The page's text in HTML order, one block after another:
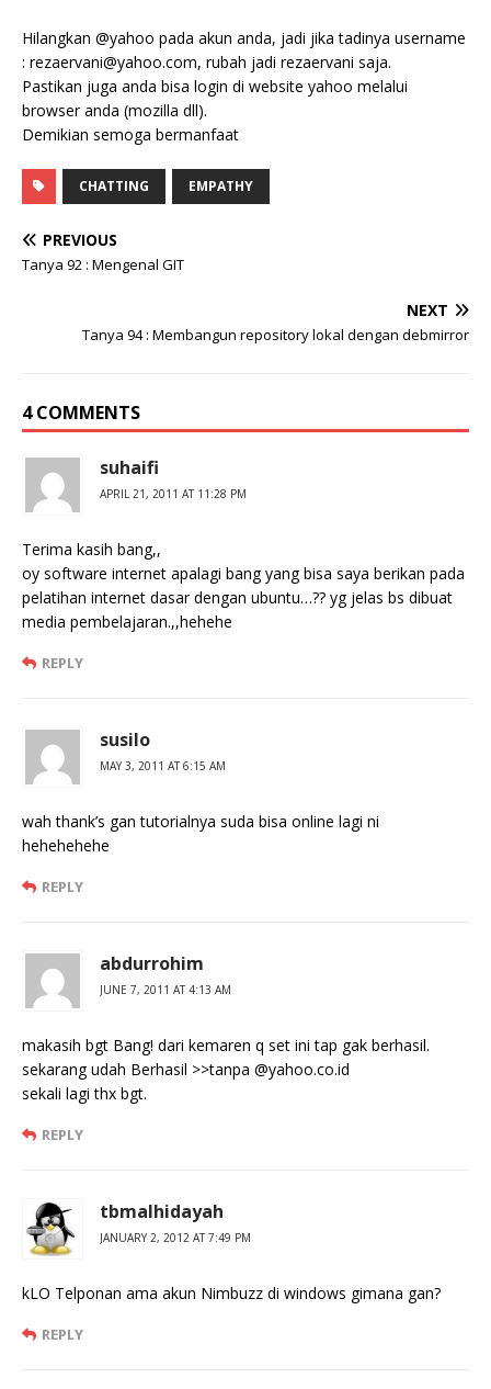
Hilangkan @yahoo pada akun anda, jadi jika tadinya username
: rezaervani@yahoo.com, rubah jadi rezaervani saja.
Pastikan juga anda bisa login di website yahoo melalui
browser anda (mozilla dll).
Demikian semoga bermanfaat
CHATTING EMPATHY
PREVIOUS
Tanya 92 : Mengenal GIT
NEXT
Tanya 94 : Membangun repository lokal dengan debmirror
4 COMMENTS
suhaifi
APRIL 21, 2011 AT 11:28 PM
Terima kasih bang,,
oy software internet apalagi bang yang bisa saya berikan pada
pelatihan internet dasar dengan ubuntu…?? yg jelas bs dibuat
media pembelajaran.,,hehehe
REPLY
susilo
MAY 3, 2011 AT 6:15 AM
wah thank’s gan tutorialnya suda bisa online lagi ni
hehehehehe
REPLY
abdurrohim
JUNE 7, 2011 AT 4:13 AM
makasih bgt Bang! dari kemaren q set ini tap gak berhasil.
sekarang udah Berhasil >>tanpa @yahoo.co.id
sekali lagi thx bgt.
REPLY
tbmalhidayah
JANUARY 2, 2012 AT 7:49 PM
kLO Telponan ama akun Nimbuzz di windows gimana gan?
REPLY